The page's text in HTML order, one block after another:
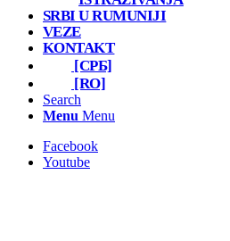
SRBI U RUMUNIJI
VEZE
KONTAKT
[СРБ]
[RO]
Search
Menu Menu
Facebook
Youtube